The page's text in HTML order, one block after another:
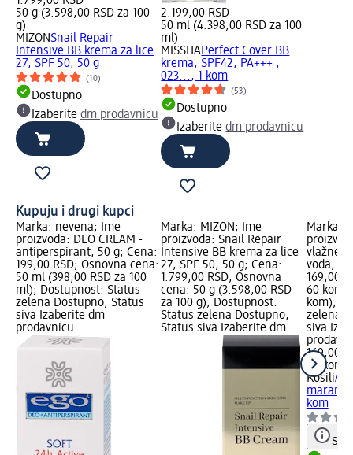
50 g (3.598,00 RSD za 100
g)
MIZONSnail Repair
Intensive BB krema za lice
27, SPF 50, 50 g
(10)
Dostupno
Izaberite dm prodavnicu
2.199,00 RSD
50 ml (4.398,00 RSD za 100
ml)
MISSHAPerfect Cover BB
krema, SPF42, PA+++ ,
023..., 1 kom
(53)
Dostupno
Izaberitedm prodavnicu
Kupuju i drugi kupci
Marka: nevena; Ime
proizvoda: DEO CREAM -
antiperspirant, 50 g; Cena:
199,00 RSD; Osnovna cena:
50 ml (398,00 RSD za 100
ml); Dostupnost: Status
zelena Dostupno, Status
siva Izaberite dm
prodavnicu
Marka: MIZON; Ime
proizvoda: Snail Repair
Intensive BB krema za lice
27, SPF 50, 50 g; Cena:
1.799,00 RSD; Osnovna
cena: 50 g (3.598,00 RSD
za 100 g); Dostupnost:
Status zelena Dostupno,
Status siva Izaberite dm
Marka:
vlažne
voda,
169,00
60 kom
kom);
zelena
siva
169,00
60 kom
Kosili
kom